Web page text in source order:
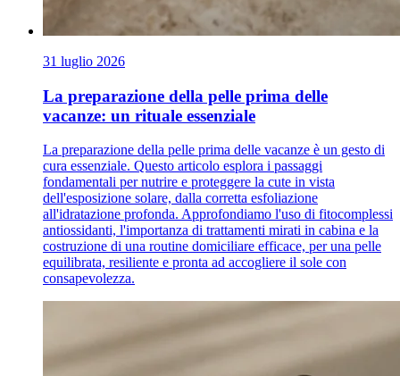
31 luglio 2026
La preparazione della pelle prima delle
vacanze: un rituale essenziale
La preparazione della pelle prima delle vacanze è un gesto di
cura essenziale. Questo articolo esplora i passaggi
fondamentali per nutrire e proteggere la cute in vista
dell'esposizione solare, dalla corretta esfoliazione
all'idratazione profonda. Approfondiamo l'uso di fitocomplessi
antiossidanti, l'importanza di trattamenti mirati in cabina e la
costruzione di una routine domiciliare efficace, per una pelle
equilibrata, resiliente e pronta ad accogliere il sole con
consapevolezza.